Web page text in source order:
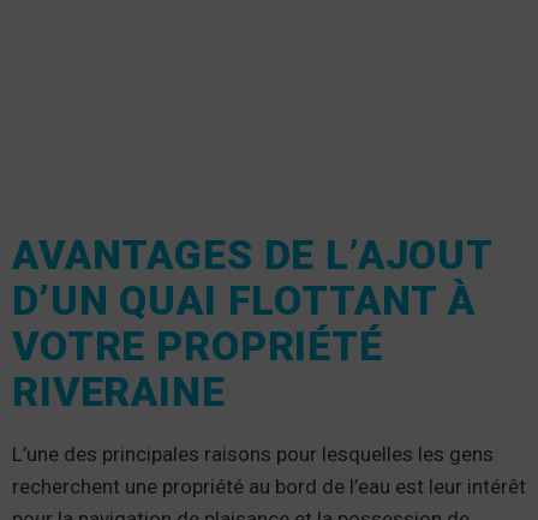
AVANTAGES DE L’AJOUT
D’UN QUAI FLOTTANT À
VOTRE PROPRIÉTÉ
RIVERAINE
L’une des principales raisons pour lesquelles les gens
recherchent une propriété au bord de l’eau est leur intérêt